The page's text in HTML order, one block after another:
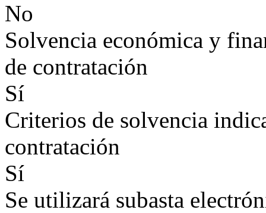
No
Solvencia económica y
de contratación
Sí
Criterios de solvencia
contratación
Sí
Se utilizará subasta